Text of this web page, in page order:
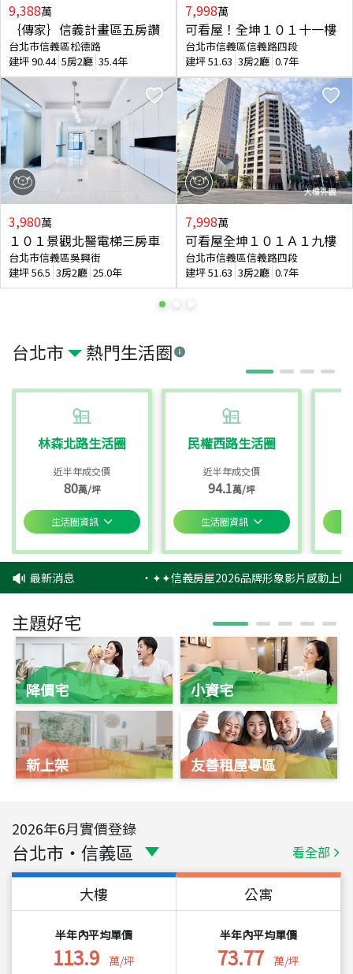
台北市 熱門生活圈
林森北路生活圈
近半年成交價
80萬/坪
生活圈資訊
民權西路生活圈
近半年成交價
94.1萬/坪
生活圈資訊
9,388萬
｛傳家｝信義計畫區五房讚
台北市信義區松德路
建坪90.44 5房2廳 35.4年
3,980萬
１０１景觀北醫電梯三房車
台北市信義區吳興街
建坪56.5 3房2廳 25.0年
7,998萬
可看屋！全坤１０１十一樓
台北市信義區信義路四段
建坪51.63 3房2廳 0.7年
7,998萬
可看屋全坤１０１Ａ１九樓
台北市信義區信義路四段
建坪51.63 3房2廳 0.7年
最新消息 ‧✦✦信義房屋2026品牌形象影片感動上
主題好宅
降價宅
新上架
小資宅
友善租屋專區
2026年6月實價登錄
台北市 ・ 信義區 看全部
大樓
半年內平均單價
113.9 萬/坪
公寓
半年內平均單價
73.77 萬/坪